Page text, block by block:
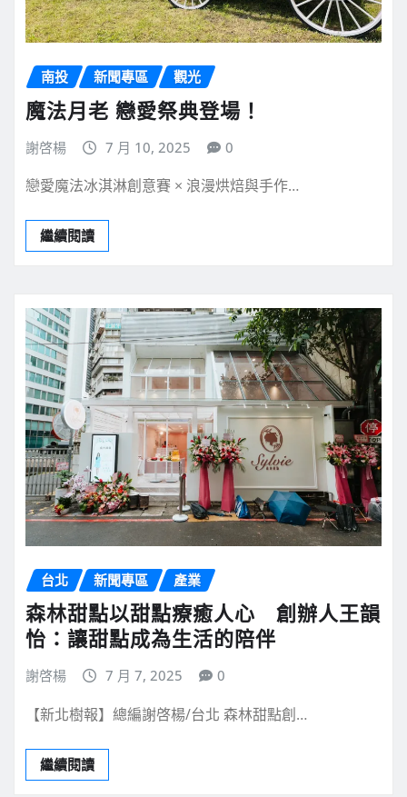
南投 新聞專區 觀光
魔法月老 戀愛祭典登場！
謝啓楊 7 月 10, 2025 0
戀愛魔法冰淇淋創意賽 × 浪漫烘焙與手作…
繼續閱讀
台北 新聞專區 產業
森林甜點以甜點療癒人心 創辦人王韻
怡：讓甜點成為生活的陪伴
謝啓楊 7 月 7, 2025 0
【新北樹報】總編謝啓楊/台北 森林甜點創…
繼續閱讀